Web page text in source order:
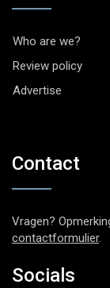
Who are we?
Review policy
Advertise
Contact
Vragen?
contactformulier.
Socials